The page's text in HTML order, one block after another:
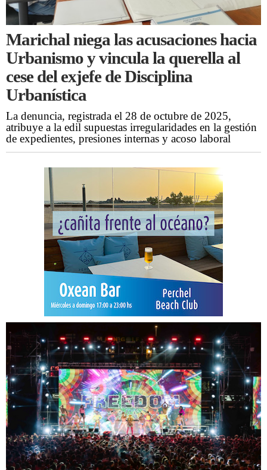
Marichal niega las acusaciones hacia
Urbanismo y vincula la querella al
cese del exjefe de Disciplina
Urbanística
La denuncia, registrada el 28 de octubre de 2025,
atribuye a la edil supuestas irregularidades en la gestión
de expedientes, presiones internas y acoso laboral